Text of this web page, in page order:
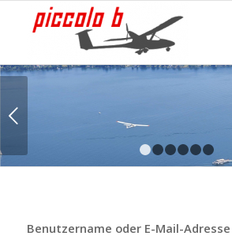
1
Benutzername oder E-Mail-Adresse